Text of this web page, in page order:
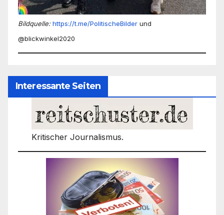
Bildquelle: https://t.me/PolitischeBilder und
@blickwinkel2020
Interessante Seiten
Kritischer Journalismus.